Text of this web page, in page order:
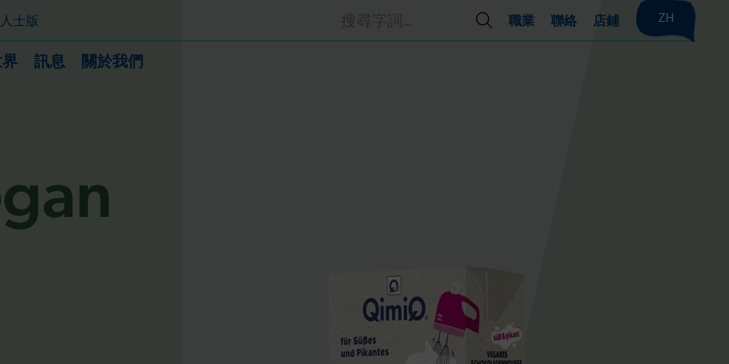
訊息 關於我們
士版
搜
尋:
職業 聯絡 店鋪 ZH